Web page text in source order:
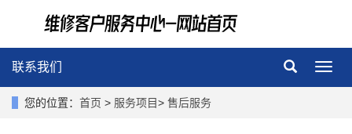
导
联系我们
您的位置： 首页 > 服务项目> 售后服务